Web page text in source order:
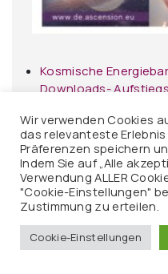
Kosmische
Downloads-
Wir verwenden Cookies
das relevanteste
Präferenzen speichern
Indem Sie auf „Alle
Verwendung ALLER
"Cookie-Einstellungen"
Zustimmung zu erteilen.
Cookie-Einstellungen